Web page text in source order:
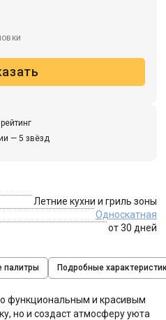
Летние кухни и гриль зоны
Односкатная
от 30 дней
палитры Подробные
функциональным и красивым
но и создаст атмосферу уюта